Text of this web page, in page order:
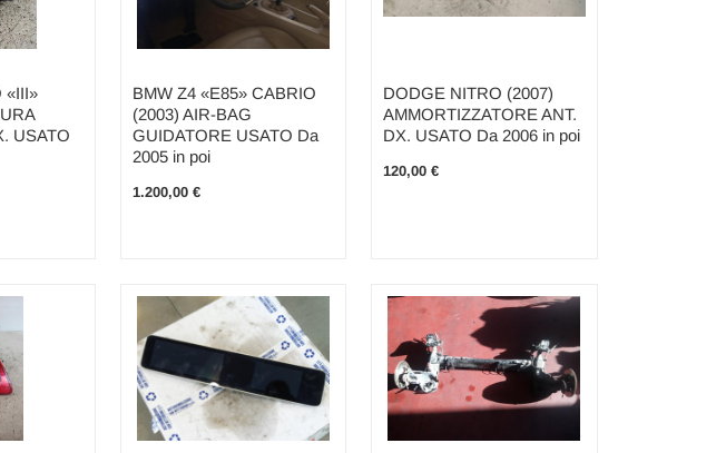
«III»
USATO
BMW Z4 «E85» CABRIO
(2003) AIR-BAG
GUIDATORE USATO Da
2005 in poi
1.200,00 €
DODGE NITRO (2007)
AMMORTIZZATORE ANT.
DX. USATO Da 2006 in poi
120,00 €